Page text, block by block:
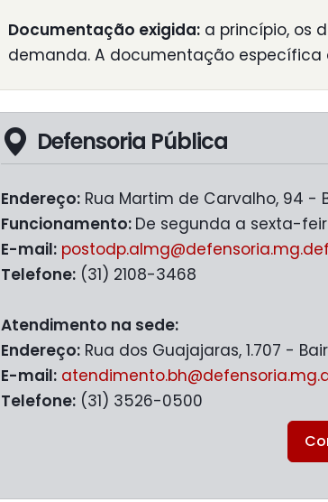
Documentação exigida: a princípio, os
demanda. A documentação
Defensoria Pública
Endereço: Rua Martim de Carvalho, 94 -
Funcionamento: De segunda a sexta-
E-mail:
Telefone: (31) 2108-3468
Atendimento na sede:
Endereço: Rua dos Guajajaras, 1.707 -
E-mail:
Telefone: (31) 3526-0500